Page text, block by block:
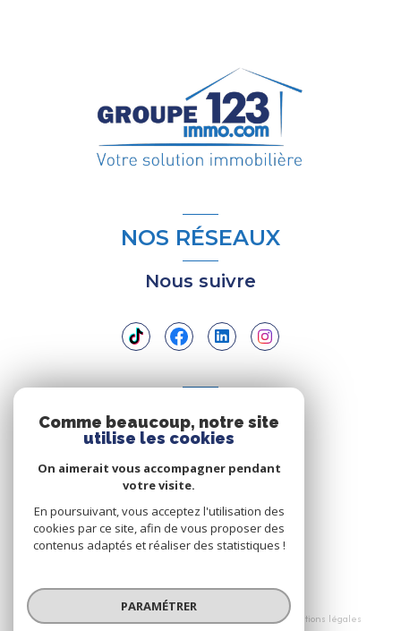
NOS RÉSEAUX
Nous suivre
ADHÉRENTS
© 2026 | Tous droits réservés
Mentions légales
Comme beaucoup, notre site
utilise les cookies
On aimerait vous accompagner pendant
votre visite.
En poursuivant, vous acceptez l'utilisation des
cookies par ce site, afin de vous proposer des
contenus adaptés et réaliser des statistiques !
PARAMÉTRER